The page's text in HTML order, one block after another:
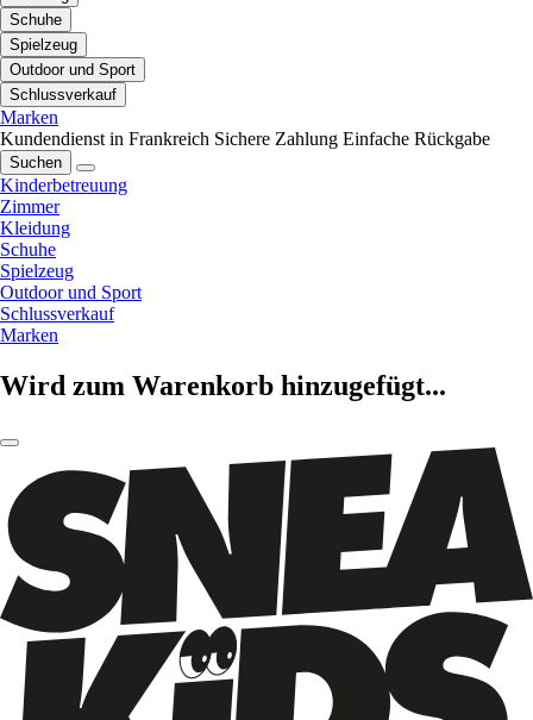
Schuhe
Spielzeug
Outdoor und Sport
Schlussverkauf
Marken
Kundendienst in Frankreich Sichere Zahlung Einfache Rückgabe
Suchen
Kinderbetreuung
Zimmer
Kleidung
Schuhe
Spielzeug
Outdoor und Sport
Schlussverkauf
Marken
Wird zum Warenkorb hinzugefügt...